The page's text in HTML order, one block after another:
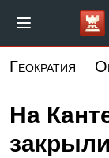
основному
Геократия
На